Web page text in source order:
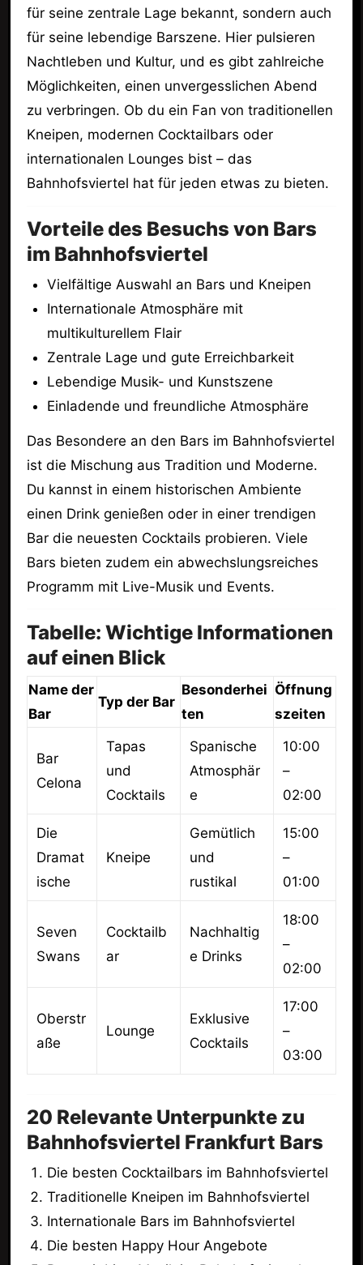
für seine zentrale Lage bekannt, sondern auch
für seine lebendige Barszene. Hier pulsieren
Nachtleben und Kultur, und es gibt zahlreiche
Möglichkeiten, einen unvergesslichen Abend
zu verbringen. Ob du ein Fan von traditionellen
Kneipen, modernen Cocktailbars oder
internationalen Lounges bist – das
Bahnhofsviertel hat für jeden etwas zu bieten.
Vorteile des Besuchs von Bars
im Bahnhofsviertel
Vielfältige Auswahl an Bars und Kneipen
Internationale Atmosphäre mit
multikulturellem Flair
Zentrale Lage und gute Erreichbarkeit
Lebendige Musik- und Kunstszene
Einladende und freundliche Atmosphäre
Das Besondere an den Bars im Bahnhofsviertel
ist die Mischung aus Tradition und Moderne.
Du kannst in einem historischen Ambiente
einen Drink genießen oder in einer trendigen
Bar die neuesten Cocktails probieren. Viele
Bars bieten zudem ein abwechslungsreiches
Programm mit Live-Musik und Events.
Tabelle: Wichtige Informationen
auf einen Blick
Name der
Bar
Typ der Bar
Besonderhei
ten
Öffnung
szeiten
Bar
Celona
Tapas
und
Cocktails
Spanische
Atmosphär
e
10:00
–
02:00
Die
Dramat
ische
Kneipe
Gemütlich
und
rustikal
15:00
–
01:00
Seven
Swans
Cocktailb
ar
Nachhaltig
e Drinks
18:00
–
02:00
Oberstr
aße
Lounge
Exklusive
Cocktails
17:00
–
03:00
20 Relevante Unterpunkte zu
Bahnhofsviertel Frankfurt Bars
Die besten Cocktailbars im Bahnhofsviertel
Traditionelle Kneipen im Bahnhofsviertel
Internationale Bars im Bahnhofsviertel
Die besten Happy Hour Angebote